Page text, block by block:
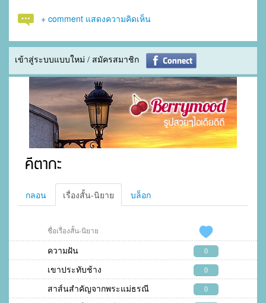
+ comment แสดงความคิดเห็น
เข้าสู่ระบบแบบใหม่ / สมัครสมาชิก
คีตากะ
กลอน เรื่องสั้น-นิยาย บล็อก
ชื่อเรื่องสั้น-นิยาย
ความฝัน 0
เขาประทับช้าง 0
สาส์นสำคัญจากพระแม่ธรณี 0